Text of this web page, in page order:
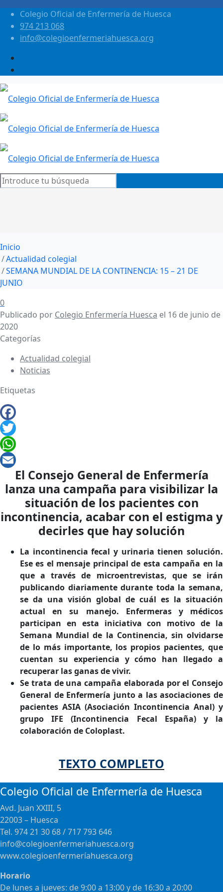
Colegio Oficial de Enfermería de Huesca
974 213 068
info@colegioenfermeriahuesca.org
Inicio
Actualidad colegial
SEMANA MUNDIAL DE LA CONTINENCIA: 15 – 21 DE
JUNIO
0
Publicado por Colegio Enfermería Huesca el 16 de junio de
2020
Categorías
Actualidad colegial
Noticias
Etiquetas
Email
El Consejo General de Enfermería
lanza una campaña para visibilizar la
situación de los pacientes con
incontinencia, acabar con el estigma y
decirles que hay solución
La incontinencia fecal y urinaria tienen solución.
Ese es el mensaje principal de esta campaña en la
que a través de microentrevistas, que se irán
publicando diariamente durante toda la semana,
se da una visión global de cuál es la situación
actual en su manejo. Enfermeras y médicos
participan en esta iniciativa con motivo de la
Semana Mundial de la Continencia, sin olvidarse
de lo más importante, los propios pacientes, que
cuentan su experiencia y cómo han llegado a
recuperar las ganas de vivir.
Se trata de una campaña elaborada por el Consejo
General de Enfermería junto a las asociaciones de
pacientes ASIA (Asociación Incontinencia Anal) y
grupo IFE (Incontinencia Fecal España) y la
colaboración de Coloplast.
TEXTO COMPLETO
Colegio Oficial de Enfermería de Huesca
Avd. Juan XXIII, 5
22003 – Huesca
Tel. 974 21 30 68 / 717 793 646
info@colegioenfermeriahuesca.org
www.colegioenfermeríahuesca.org
Horario
De lunes a jueves: de 9:00 a 13:00 y de 16:30 a 20:00